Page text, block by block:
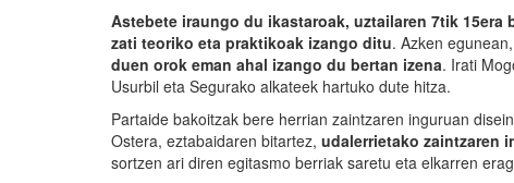
Astebete iraungo du ikastaroak, uztailaren 7tik 15era
zati teoriko eta praktikoak izango ditu. Azken
duen orok eman ahal izango du bertan izena. Irati
Usurbil eta Segurako alkateek hartuko dute hitza.
Partaide bakoitzak bere herrian zaintzaren inguruan
Ostera, eztabaidaren bitartez, udalerrietako zaintzaren
sortzen ari diren egitasmo berriak saretu eta elkarren